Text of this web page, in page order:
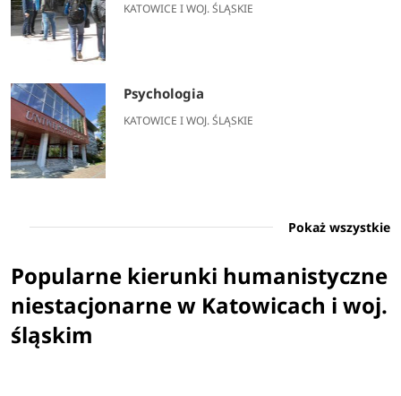
KATOWICE I WOJ. ŚLĄSKIE
Psychologia
KATOWICE I WOJ. ŚLĄSKIE
Pokaż wszystkie
Popularne kierunki humanistyczne
niestacjonarne w Katowicach i woj.
śląskim